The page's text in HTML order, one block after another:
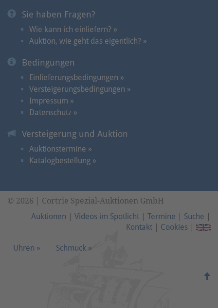
Sie haben Fragen?
Wie kann ich einliefern? »
Auktion, wie geht das eigentlich? »
Bedingungen
Einlieferungsbedingungen »
Versteigerungsbedingungen »
Impressum »
Datenschutz »
Versteigerung und Auktion
Auktionstermine »
Katalogbestellung »
© 2026 | Cortrie Spezial-Auktionen GmbH
Auktionen
Videos im Spotlicht Termine Suche
Kontakt
Cookies
Uhren » Schmuck »